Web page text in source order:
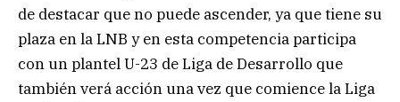
de destacar que no puede ascender, ya que tiene su
plaza en la LNB y en esta competencia participa
con un plantel U-23 de Liga de Desarrollo que
también verá acción una vez que comience la Liga